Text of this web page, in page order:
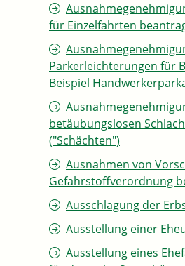
für Einzelfahrten
Parkerleichterungen für
Beispiel
betäubungslosen
("Schächten")
Ausnahmen von
Gefahrstoffverordnung
Ausschlagung der
Ausstellung einer
Ausstellung eines